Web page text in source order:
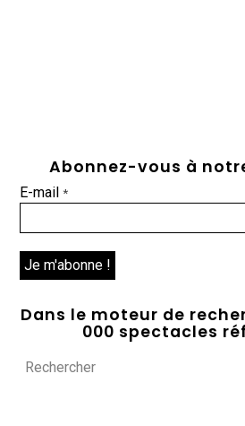
Abonnez-vous à
E-mail*
Dans le moteur de
000 spectacles